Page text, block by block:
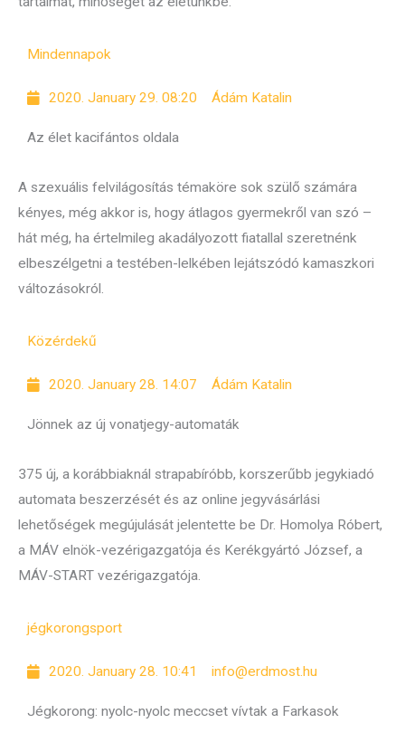
Mindennapok
2020. January 29. 08:20 Ádám Katalin
Az élet kacifántos oldala
A szexuális felvilágosítás témaköre sok szülő számára
kényes, még akkor is, hogy átlagos gyermekről van szó –
hát még, ha értelmileg akadályozott fiatallal szeretnénk
elbeszélgetni a testében-lelkében lejátszódó kamaszkori
változásokról.
Közérdekű
2020. January 28. 14:07 Ádám Katalin
Jönnek az új vonatjegy-automaták
375 új, a korábbiaknál strapabíróbb, korszerűbb jegykiadó
automata beszerzését és az online jegyvásárlási
lehetőségek megújulását jelentette be Dr. Homolya Róbert,
a MÁV elnök-vezérigazgatója és Kerékgyártó József, a
MÁV-START vezérigazgatója.
jégkorongsport
2020. January 28. 10:41 info@erdmost.hu
Jégkorong: nyolc-nyolc meccset vívtak a Farkasok